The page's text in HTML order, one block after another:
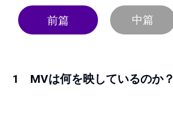
前篇 中篇
1 MVは何を映しているのか？